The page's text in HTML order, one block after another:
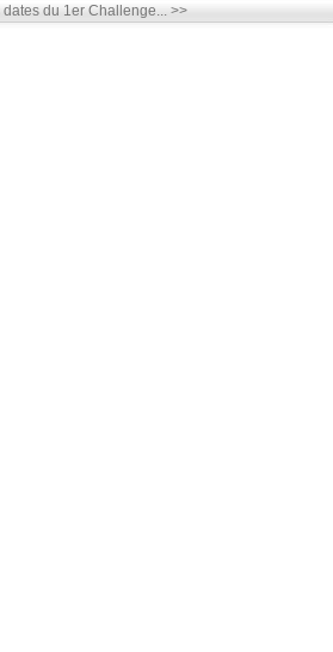
dates du 1er Challenge... >>